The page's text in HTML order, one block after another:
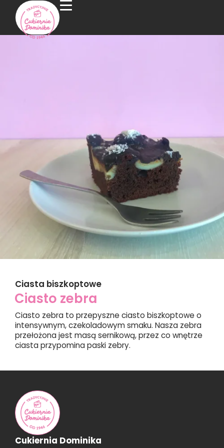
Ciasta biszkoptowe
Ciasto zebra
Ciasto zebra to przepyszne ciasto biszkoptowe o
intensywnym, czekoladowym smaku. Nasza zebra
przełożona jest masą sernikową, przez co wnętrze
ciasta przypomina paski zebry.
Cukiernia Dominika